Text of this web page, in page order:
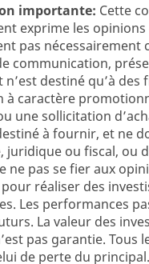
importante: Cette
exprime les
pas nécessairement
communication,
n’est destiné qu’à
à caractère
une sollicitation
à fournir, et ne
juridique ou fiscal, ou
ne pas se fier aux
réaliser des
Les performances
La valeur des
pas garantie.
de perte du